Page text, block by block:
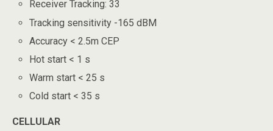
Receiver Tracking: 33
Tracking sensitivity -165 dBM
Accuracy < 2.5m CEP
Hot start < 1 s
Warm start < 25 s
Cold start < 35 s
CELLULAR